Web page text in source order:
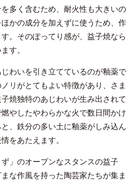
多く含むため、耐火性も大きいの
かの成分を加えずに使うため、作
。そのぽってり感が、益子焼なら
す。
わいを引き立てているのが釉薬で
リがとてもよい特徴があり、さま
焼独特のあじわいが生み出されて
やしたやわらかな火で数日間かけ
、鉄分の多い土に釉薬がしみ込ん
をあたえます。
」のオープンなスタンスの益子
な作風を持った陶芸家たちが集ま